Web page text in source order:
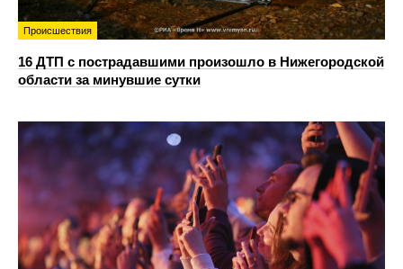
Происшествия
16 ДТП с пострадавшими произошло в Нижегородской
области за минувшие сутки